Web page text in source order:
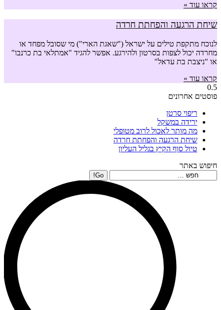
קראו עוד »
שיחת הרגעה והפחתת חרדה
לנוכח מתקפת טילים על ישראל ("שאגת הארי") מי שסובל מפחד או
מחרדה יכול לצפות בסרטון ולהירגע. אפשר להגיד "אמתלאי בת כרנבו"
או "ניצבת בת עדאל"
קראו עוד »
פוסטים אחרונים
ריפוי סרטן
ירידה במשקל
מה מותר לאכול לרוב מטופלי
שיחת הרגעה והפחתת חרדה
טיול סוף הקיץ בגליל העליון
חיפוש באתר
Search: